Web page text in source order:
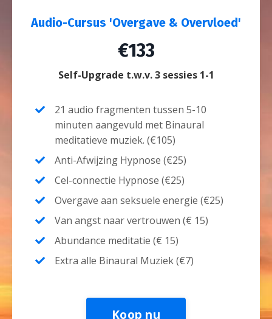
Audio-Cursus 'Overgave & Overvloed'
€133
Self-Upgrade t.w.v. 3 sessies 1-1
21 audio fragmenten tussen 5-10
minuten aangevuld met Binaural
meditatieve muziek. (€105)
Anti-Afwijzing Hypnose (€25)
Cel-connectie Hypnose (€25)
Overgave aan seksuele energie (€25)
Van angst naar vertrouwen (€ 15)
Abundance meditatie (€ 15)
Extra alle Binaural Muziek (€7)
Koop nu